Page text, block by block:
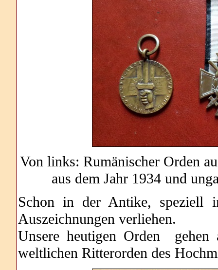
Von links: Rumänischer Orden
aus dem Jahr 1934 und
Schon in der Antike, speziell
Auszeichnungen verliehen.
Unsere heutigen Orden
weltlichen Ritterorden des